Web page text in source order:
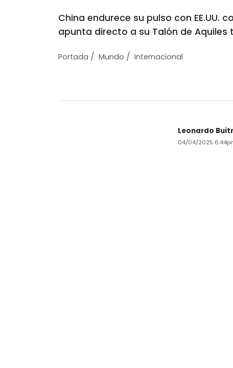
China endurece su pulso con EE.UU.
apunta directo a su Talón de Aquiles
Portada / Mundo / Internacional
Leonardo
04/04/2025